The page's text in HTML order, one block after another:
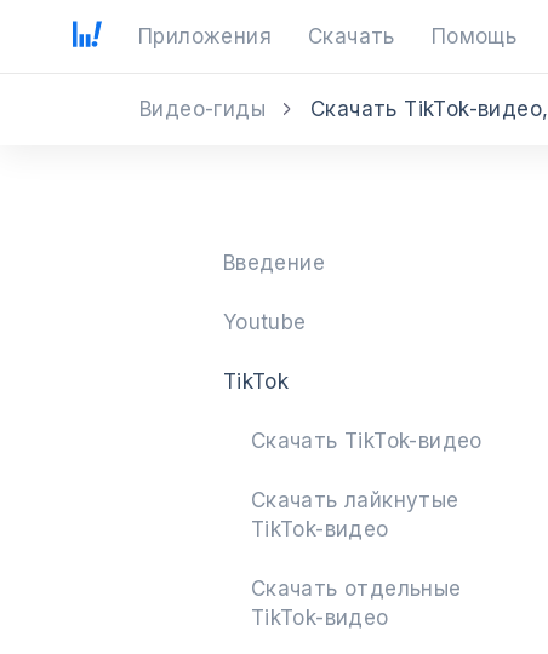
Приложения Скачать Помощь
Видео-гиды Скачать TikTok-
Введение
Youtube
TikTok
Скачать TikTok-видео
Скачать лайкнутые
TikTok-видео
Скачать отдельные
TikTok-видео